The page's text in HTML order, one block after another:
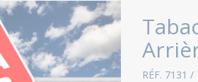
RÉF. 7131